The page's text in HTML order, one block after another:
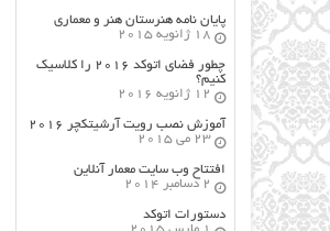
پایان نامه هنرستان هنر و معماري
18 ژانویه 2015
چطور فضای اتوکد ۲۰۱۶ را کلاسیک
کنیم؟
12 ژانویه 2016
آموزش نصب رویت آرشیتکچر ۲۰۱۶
23 می 2015
افتتاح وب سایت معمار آنلاین
2 دسامبر 2014
دستورات اتوکد